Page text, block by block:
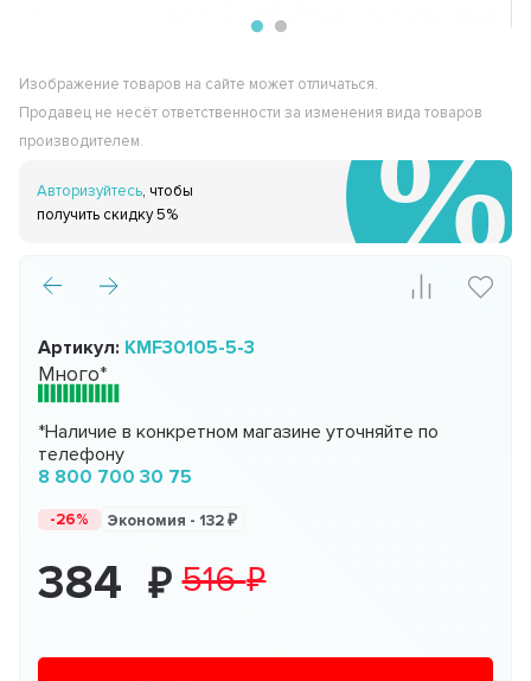
Изображение товаров на сайте может отличаться.
Продавец не несёт ответственности за изменения вида товаров
производителем.
Авторизуйтесь, чтобы
получить скидку 5%
Артикул: KMF30105-5-3
Много*
*Наличие в конкретном магазине уточняйте по
телефону
8 800 700 30 75
-26% Экономия -132
384 516